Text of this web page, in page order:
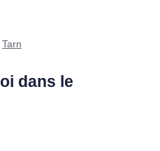
Tarn
dans le